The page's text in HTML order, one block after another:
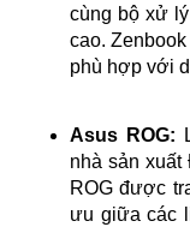
cùng bộ xử
cao.
phù hợp với
Asus ROG:
nhà sản xuất
ROG được
ưu giữa các